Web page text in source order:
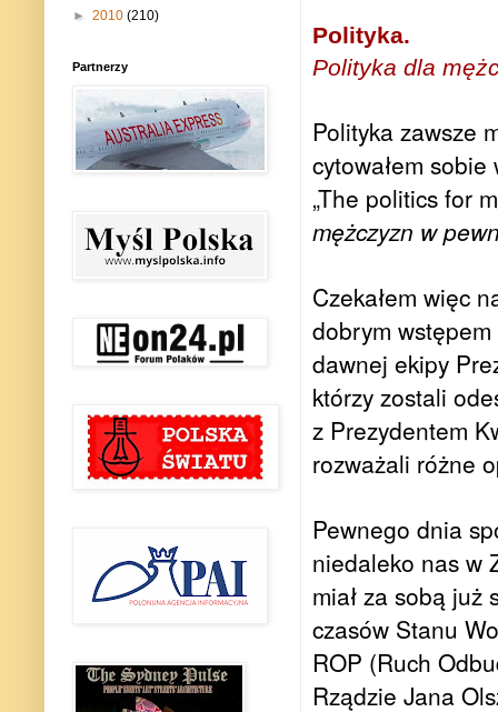
Polityka.
Polityka dla
Polityka zawsze
cytowałem
„The politics for
mężczyzn w
Czekałem więc
dobrym
dawnej ekipy
którzy zostali
z Prezydentem
rozważali różne
Pewnego dnia
niedaleko nas w
miał za sobą już
czasów Stanu
ROP (Ruch
Rządzie Jana
► 2010 (210)
Partnerzy